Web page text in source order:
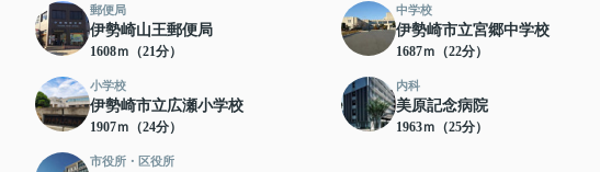
郵便局
伊勢崎山王郵便局
1608ｍ（21分）
中学校
伊勢崎市立宮郷中学校
1687ｍ（22分）
小学校
伊勢崎市立広瀬小学校
1907ｍ（24分）
内科
美原記念病院
1963ｍ（25分）
市役所・区役所